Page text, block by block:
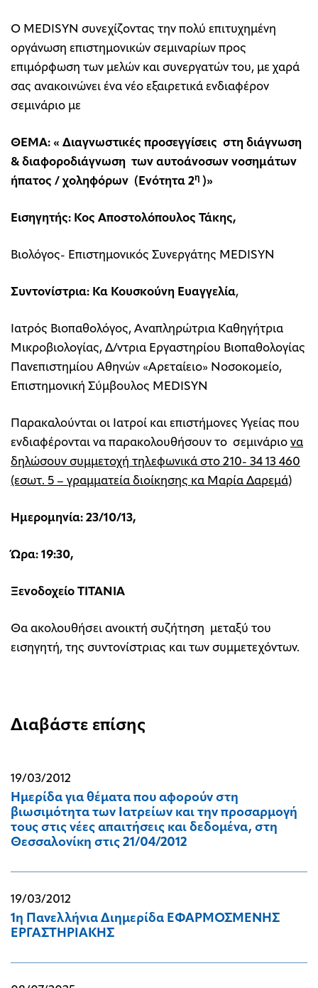
Ο MEDISYN συνεχίζοντας την πολύ επιτυχημένη
οργάνωση επιστημονικών σεμιναρίων προς
επιμόρφωση των μελών και συνεργατών του, με χαρά
σας ανακοινώνει ένα νέο εξαιρετικά ενδιαφέρον
σεμινάριο με
ΘΕΜΑ: « Διαγνωστικές προσεγγίσεις στη διάγνωση
& διαφοροδιάγνωση των αυτοάνοσων νοσημάτων
ήπατος / χοληφόρων (Ενότητα 2η )»
Εισηγητής: Κος Αποστολόπουλος Τάκης,
Βιολόγος- Επιστημονικός Συνεργάτης MEDISYN
Συντονίστρια: Κα Κουσκούνη Ευαγγελία,
Ιατρός Βιοπαθολόγος, Αναπληρώτρια Καθηγήτρια
Μικροβιολογίας, Δ/ντρια Εργαστηρίου Βιοπαθολογίας
Πανεπιστημίου Αθηνών «Αρεταίειο» Νοσοκομείο,
Επιστημονική Σύμβουλος MEDISYN
Παρακαλούνται οι Ιατροί και επιστήμονες Υγείας που
ενδιαφέρονται να παρακολουθήσουν το σεμινάριο να
δηλώσουν συμμετοχή τηλεφωνικά στο 210- 34 13 460
(εσωτ. 5 – γραμματεία διοίκησης κα Μαρία Δαρεμά)
Ημερομηνία: 23/10/13,
Ώρα: 19:30,
Ξενοδοχείο ΤΙΤΑΝΙΑ
Θα ακολουθήσει ανοικτή συζήτηση μεταξύ του
εισηγητή, της συντονίστριας και των συμμετεχόντων.
Διαβάστε επίσης
19/03/2012
Ημερίδα για θέματα που αφορούν στη
βιωσιμότητα των Ιατρείων και την προσαρμογή
τους στις νέες απαιτήσεις και δεδομένα, στη
Θεσσαλονίκη στις 21/04/2012
19/03/2012
1η Πανελλήνια Διημερίδα ΕΦΑΡΜΟΣΜΕΝΗΣ
ΕΡΓΑΣΤΗΡΙΑΚΗΣ